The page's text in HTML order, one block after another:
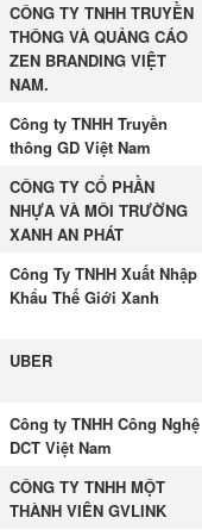
CÔNG TY TNHH TRUYỀN
THÔNG VÀ QUẢNG CÁO
ZEN BRANDING VIỆT
NAM.
Công ty TNHH Truyền
thông GD Việt Nam
CÔNG TY CỔ PHẦN
NHỰA VÀ MÔI TRƯỜNG
XANH AN PHÁT
Công Ty TNHH Xuất Nhập
Khẩu Thế Giới Xanh
UBER
Công ty TNHH Công Nghệ
DCT Việt Nam
CÔNG TY TNHH MỘT
THÀNH VIÊN GVLINK